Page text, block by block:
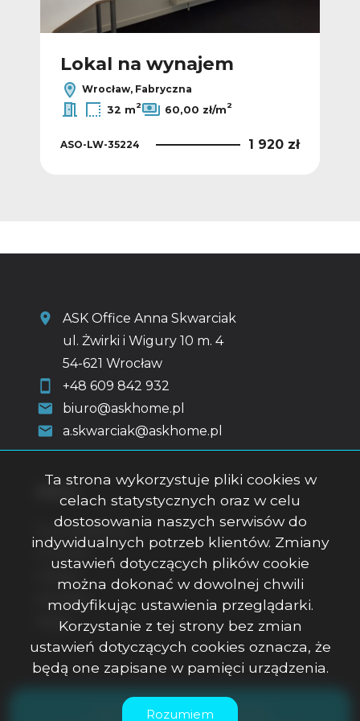
Lokal na wynajem
Wrocław, Fabryczna
32 m2 60,00 zł/m2
ASO-LW-35224 1 920 zł
ASK Office Anna Skwarciak
ul. Żwirki i Wigury 10 m. 4
54-621 Wrocław
+48 609 842 932
biuro@askhome.pl
a.skwarciak@askhome.pl
Strona główna
O firmie
Kontakt
Rodo
ASK Office Anna Skwarciak © 2026
Ta strona wykorzystuje pliki cookies w
celach statystycznych oraz w celu
dostosowania naszych serwisów do
indywidualnych potrzeb klientów. Zmiany
ustawień dotyczących plików cookie
można dokonać w dowolnej chwili
modyfikując ustawienia przeglądarki.
Korzystanie z tej strony bez zmian
ustawień dotyczących cookies oznacza, że
będą one zapisane w pamięci urządzenia.
Rozumiem